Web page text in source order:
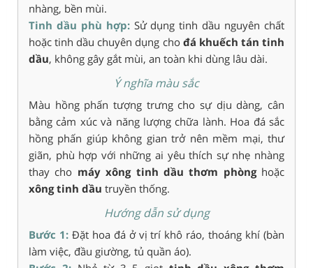
nhàng, bền mùi.
Tinh dầu phù hợp:Sử dụng tinh dầu nguyên chất
hoặc tinh dầu chuyên dụng cho đá khuếch tán tinh
dầu, không gây gắt mùi, an toàn khi dùng lâu dài.
Ý nghĩa màu sắc
Màu hồng phấn tượng trưng cho sự dịu dàng, cân
bằng cảm xúc và năng lượng chữa lành. Hoa đá sắc
hồng phấn giúp không gian trở nên mềm mại, thư
giãn, phù hợp với những ai yêu thích sự nhẹ nhàng
thay cho máy xông tinh dầu thơm phònghoặc
xông tinh dầu truyền thống.
Hướng dẫn sử dụng
Bước 1:Đặt hoa đá ở vị trí khô ráo, thoáng khí (bàn
làm việc, đầu giường, tủ quần áo).